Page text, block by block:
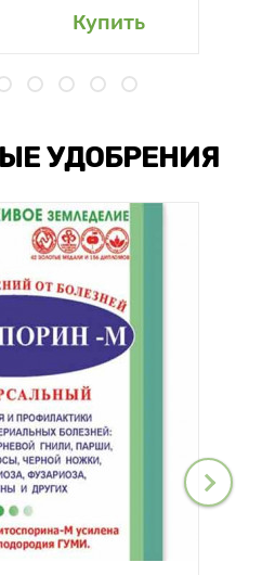
Купить
УДОБРЕНИЯ